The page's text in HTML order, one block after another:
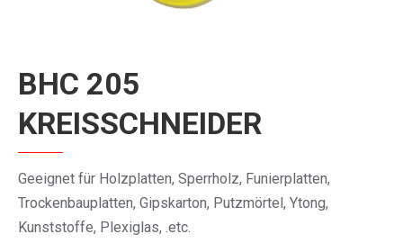
BHC 205
KREISSCHNEIDER
Geeignet für Holzplatten, Sperrholz, Funierplatten,
Trockenbauplatten, Gipskarton, Putzmörtel, Ytong,
Kunststoffe, Plexiglas, .etc.